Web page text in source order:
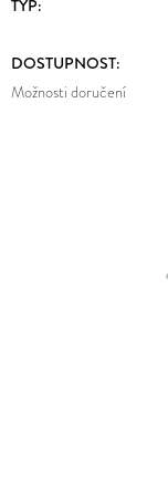
TĚLO
ZNAČKY
TYP:
DOSTUPNOST:
Možnosti doručení
B
U